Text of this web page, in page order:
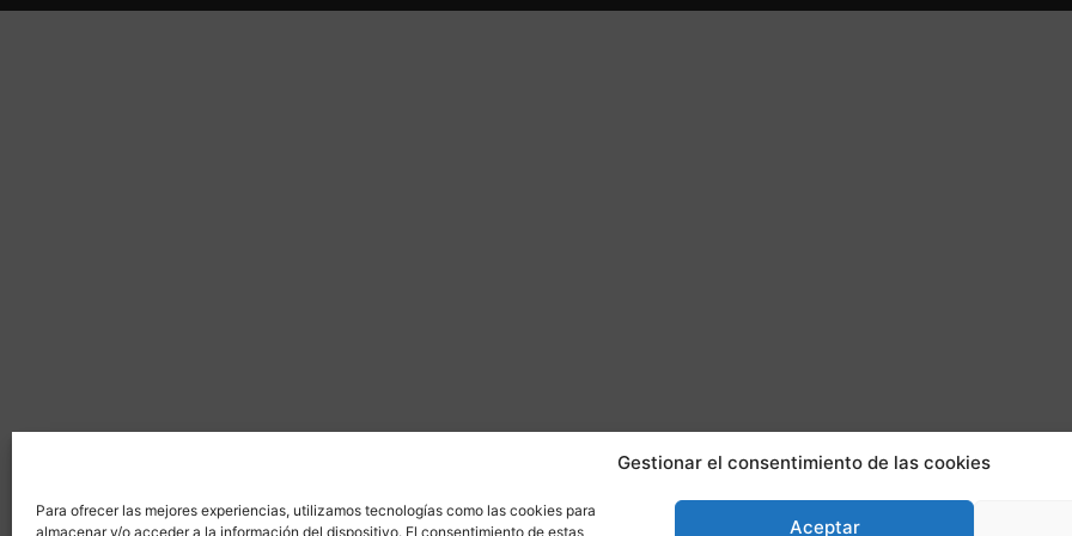
Gestionar el consentimiento de las cookies
Para ofrecer las mejores experiencias, utilizamos tecnologías como las cookies para
almacenar y/o acceder a la información del dispositivo. El consentimiento de estas
Aceptar